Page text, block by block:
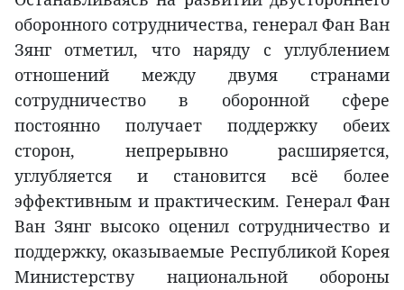
оборонного сотрудничества, генерал Фан Ван
Зянг отметил, что наряду с углублением
отношений между двумя странами
сотрудничество в оборонной сфере
постоянно получает поддержку обеих
сторон, непрерывно расширяется,
углубляется и становится всё более
эффективным и практическим. Генерал Фан
Ван Зянг высоко оценил сотрудничество и
поддержку, оказываемые Республикой Корея
Министерству национальной обороны